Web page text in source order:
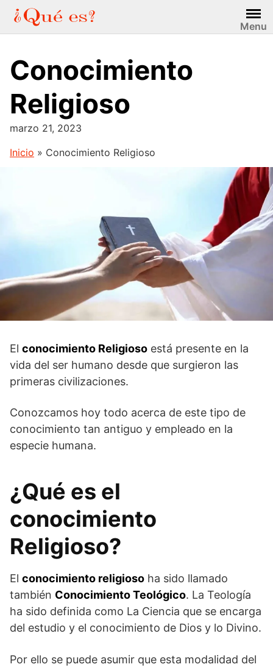
Saltar
contenido
Menu
Conocimiento
Religioso
marzo 21, 2023
Inicio » Conocimiento Religioso
El conocimiento Religioso está presente en la
vida del ser humano desde que surgieron las
primeras civilizaciones.
Conozcamos hoy todo acerca de este tipo de
conocimiento tan antiguo y empleado en la
especie humana.
¿Qué es el
conocimiento
Religioso?
El conocimiento religioso ha sido llamado
también Conocimiento Teológico. La Teología
ha sido definida como La Ciencia que se encarga
del estudio y el conocimiento de Dios y lo Divino.
Por ello se puede asumir que esta modalidad del